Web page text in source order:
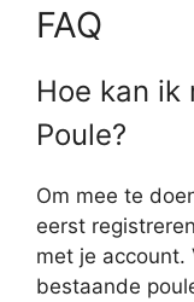
FAQ
Hoe kan ik
Poule?
Om mee te
eerst
met je account.
bestaande